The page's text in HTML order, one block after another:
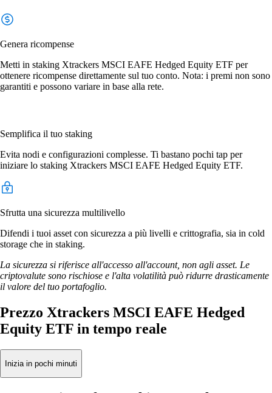
Genera ricompense
Metti in staking Xtrackers MSCI EAFE Hedged Equity ETF per
ottenere ricompense direttamente sul tuo conto. Nota: i premi non sono
garantiti e possono variare in base alla rete.
Semplifica il tuo staking
Evita nodi e configurazioni complesse. Ti bastano pochi tap per
iniziare lo staking Xtrackers MSCI EAFE Hedged Equity ETF.
Sfrutta una sicurezza multilivello
Difendi i tuoi asset con sicurezza a più livelli e crittografia, sia in cold
storage che in staking.
La sicurezza si riferisce all'accesso all'account, non agli asset. Le
criptovalute sono rischiose e l'alta volatilità può ridurre drasticamente
il valore del tuo portafoglio.
Prezzo Xtrackers MSCI EAFE Hedged
Equity ETF in tempo reale
Inizia in pochi minuti